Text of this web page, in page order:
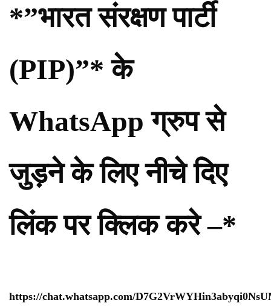
*”भारत संरक्षण पार्टी
(PIP)”* के
WhatsApp ग्रुप से
जुड़ने के लिए नीचे दिए
लिंक पर क्लिक करे –*
https://chat.whatsapp.com/